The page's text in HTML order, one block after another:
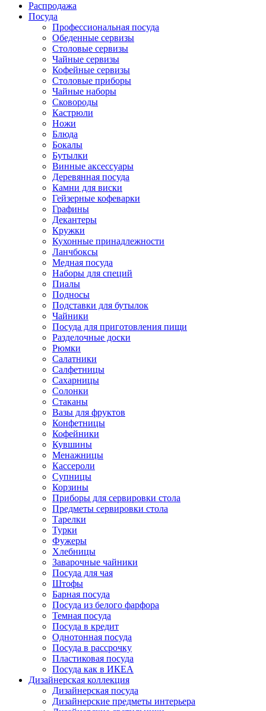
Распродажа
Посуда
Профессиональная посуда
Обеденные сервизы
Столовые сервизы
Чайные сервизы
Кофейные сервизы
Столовые приборы
Чайные наборы
Сковороды
Кастрюли
Ножи
Блюда
Бокалы
Бутылки
Винные аксессуары
Деревянная посуда
Камни для виски
Гейзерные кофеварки
Графины
Декантеры
Кружки
Кухонные принадлежности
Ланчбоксы
Медная посуда
Наборы для специй
Пиалы
Подносы
Подставки для бутылок
Чайники
Посуда для приготовления пищи
Разделочные доски
Рюмки
Салатники
Салфетницы
Сахарницы
Солонки
Стаканы
Вазы для фруктов
Конфетницы
Кофейники
Кувшины
Менажницы
Кассероли
Супницы
Корзины
Приборы для сервировки стола
Предметы сервировки стола
Тарелки
Турки
Фужеры
Хлебницы
Заварочные чайники
Посуда для чая
Штофы
Барная посуда
Посуда из белого фарфора
Темная посуда
Посуда в кредит
Однотонная посуда
Посуда в рассрочку
Пластиковая посуда
Посуда как в ИКЕА
Дизайнерская коллекция
Дизайнерская посуда
Дизайнерские предметы интерьера